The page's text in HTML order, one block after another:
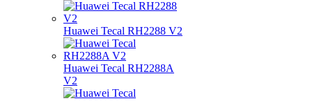
Huawei Tecal RH2288 V2
Huawei Tecal RH2288A
V2